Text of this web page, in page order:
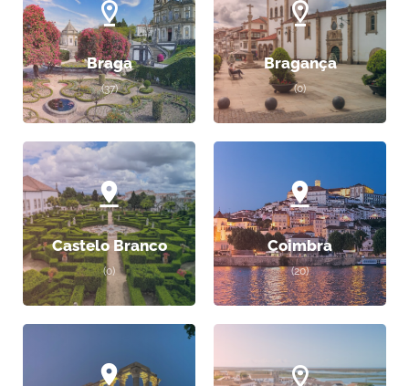
Braga
(37)
Bragança
(0)
Castelo Branco
(0)
Coimbra
(20)